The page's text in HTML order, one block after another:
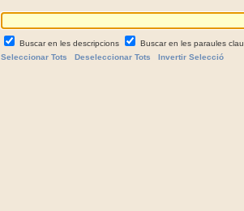
Buscar en les descripcions Buscar en les paraules clau
Seleccionar Tots
Deseleccionar Tots Invertir Selecció